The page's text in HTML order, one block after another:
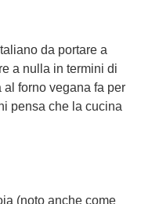
da portare a
a nulla in termini di
forno vegana fa per
pensa che la cucina
(noto anche come